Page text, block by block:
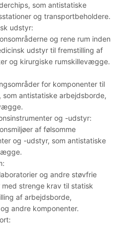
som antistatiske
og transportbeholdere.
udstyr:
og rene rum inden
udstyr til fremstilling af
og kirurgiske rumskillevægge.
for komponenter til
som antistatiske arbejdsborde,
og -udstyr:
af følsomme
og -udstyr, som antistatiske
og andre støvfrie
med strenge krav til statisk
af arbejdsborde,
andre komponenter.